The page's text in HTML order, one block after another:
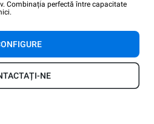
Combinația perfectă între capacitate
NE